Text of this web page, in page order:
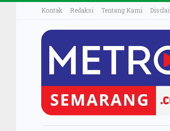
Kontak Redaksi Tentang Kami